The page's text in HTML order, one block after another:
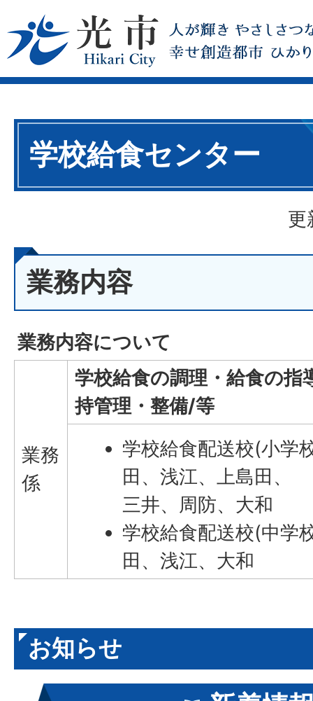
学校給食センター
更
業務内容
業務内容について
業務
係
学校給食の調理・給食の指
持管理・整備/等
学校給食配送校(小学
田、浅江、上島田、
三井、周防、大和
学校給食配送校(中学
田、浅江、大和
お知らせ